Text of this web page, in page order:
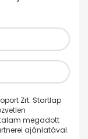
Zrt. Startlap
megadott
ajánlatával.